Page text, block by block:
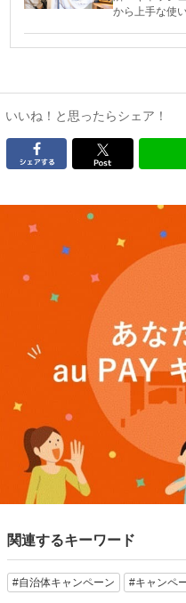
から上手な使
いいね！と思ったらシェア！
関連するキーワード
#自治体キャンペーン #キャンペ